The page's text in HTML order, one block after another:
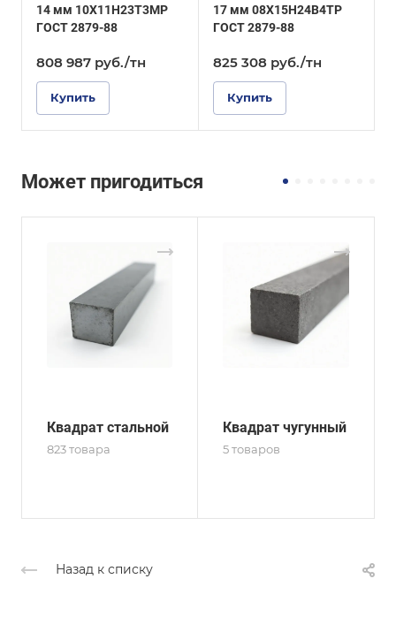
14 мм 10Х11Н23Т3МР
ГОСТ 2879-88
808 987 руб./тн
Купить
17 мм 08Х15Н24В4ТР
ГОСТ 2879-88
825 308 руб./тн
Купить
Может пригодиться
Квадрат стальной
823 товара
Квадрат чугунный
5 товаров
Назад к списку